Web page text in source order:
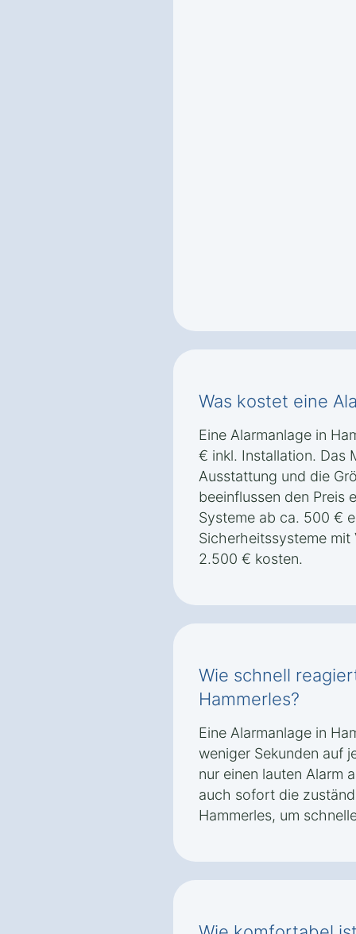
Was kostet eine
Eine Alarmanlage in
€ inkl. Installation. Das
Ausstattung und die
beeinflussen den Preis
Systeme ab ca. 500 €
Sicherheitssysteme
2.500 € kosten.
Wie schnell
Hammerles?
Eine Alarmanlage in
weniger Sekunden auf
nur einen lauten Alarm
auch sofort die
Hammerles, um